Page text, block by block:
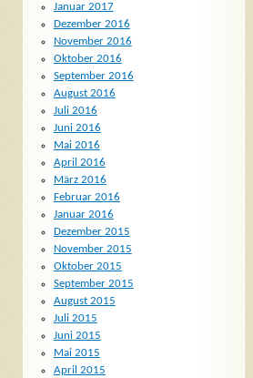
Januar 2017
Dezember 2016
November 2016
Oktober 2016
September 2016
August 2016
Juli 2016
Juni 2016
Mai 2016
April 2016
März 2016
Februar 2016
Januar 2016
Dezember 2015
November 2015
Oktober 2015
September 2015
August 2015
Juli 2015
Juni 2015
Mai 2015
April 2015